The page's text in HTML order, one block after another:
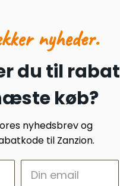
nyheder.
du til rabat
køb?
nyhedsbrev og
til Zanzion.